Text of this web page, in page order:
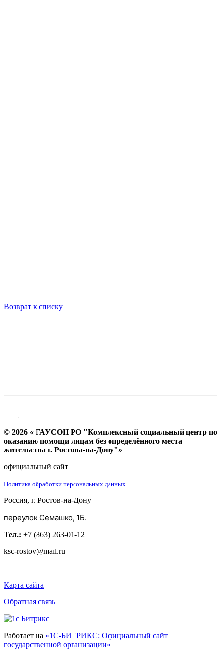
Возврат к списку
© 2026 « ГАУСОН РО "Комплексный социальный центр по
оказанию помощи лицам без определённого места
жительства г. Ростова-на-Дону"»
официальный сайт
Политика обработки персональных данных
Россия, г. Ростов-на-Дону
переулок Семашко, 1Б.
Тел.: +7 (863) 263-01-12
ksc-rostov@mail.ru
Карта сайта
Обратная связь
Работает на «1С-БИТРИКС: Официальный сайт
государственной организации»